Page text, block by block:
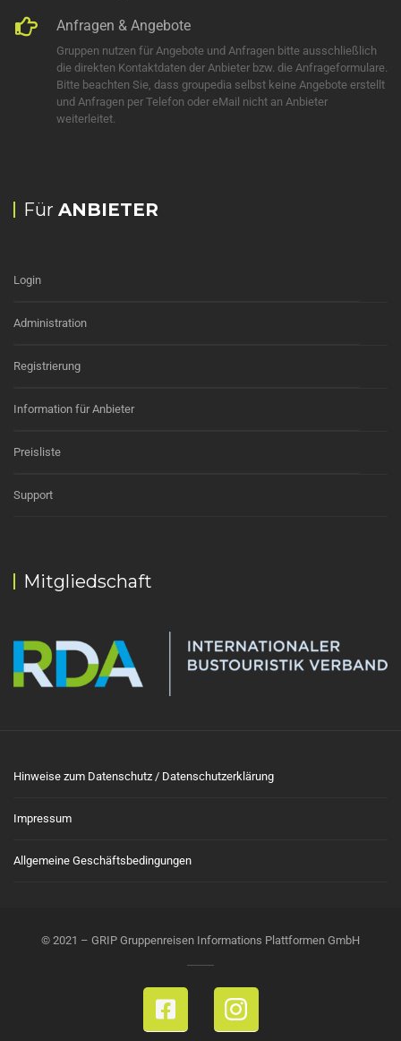
Anfragen & Angebote
Gruppen nutzen für Angebote und Anfragen bitte ausschließlich
die direkten Kontaktdaten der Anbieter bzw. die Anfrageformulare.
Bitte beachten Sie, dass groupedia selbst keine Angebote erstellt
und Anfragen per Telefon oder eMail nicht an Anbieter
weiterleitet.
Für ANBIETER
Login
Administration
Registrierung
Information für Anbieter
Preisliste
Support
Mitgliedschaft
Hinweise zum Datenschutz / Datenschutzerklärung
Impressum
Allgemeine Geschäftsbedingungen
© 2021 – GRIP Gruppenreisen Informations Plattformen GmbH